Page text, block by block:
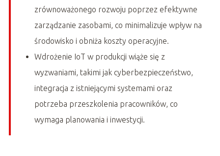
zrównoważonego rozwoju poprzez efektywne
zarządzanie zasobami, co minimalizuje wpływ na
środowisko i obniża koszty operacyjne.
Wdrożenie IoT w produkcji wiąże się z
wyzwaniami, takimi jak cyberbezpieczeństwo,
integracja z istniejącymi systemami oraz
potrzeba przeszkolenia pracowników, co
wymaga planowania i inwestycji.